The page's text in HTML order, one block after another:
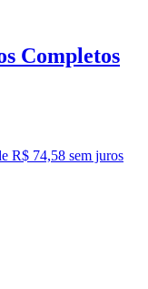
Completos
R$ 74,58 sem juros